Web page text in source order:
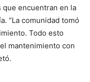
que encuentran en la
“La comunidad tomó
Todo esto
mantenimiento con